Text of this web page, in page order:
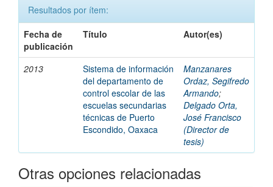
Resultados por ítem:
Fecha de
publicación
Título Autor(es)
2013
Sistema de información
del departamento de
control escolar de las
escuelas secundarias
técnicas de Puerto
Escondido, Oaxaca
Manzanares
Ordaz, Segifredo
Armando;
Delgado Orta,
José Francisco
(Director de
tesis)
Otras opciones relacionadas